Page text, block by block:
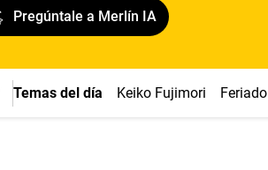
Pregúntale a Merlín IA
Temas del día Keiko Fujimori Feriado